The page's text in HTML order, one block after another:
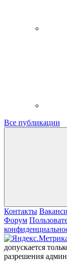
Все публикации
Контакты
Форум
допускается
разрешения